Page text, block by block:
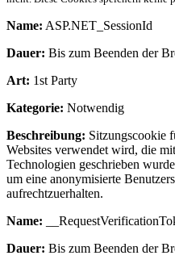
Name: ASP.NET_SessionId
Dauer: Bis zum Beenden der
Art: 1st Party
Kategorie: Notwendig
Beschreibung: Sitzungscookie
Websites verwendet wird, die
Technologien geschrieben
um eine anonymisierte
aufrechtzuerhalten.
Name:
Dauer: Bis zum Beenden der